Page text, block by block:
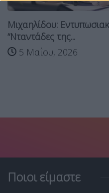
Μιχαηλίδου:
“Νταντάδες της...
5 Μαΐου, 2026
Ποιοι είμαστε